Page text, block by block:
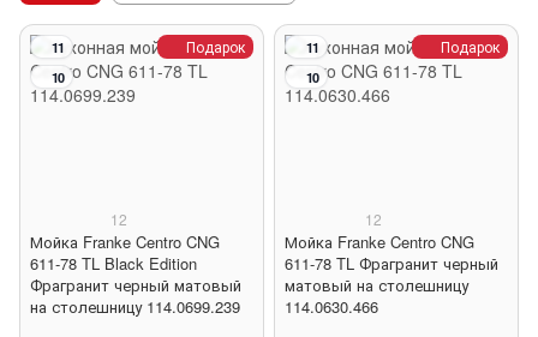
Подарок
11
10
12
Мойка Franke Centro CNG
611-78 TL Black Edition
Фрагранит черный матовый
на столешницу 114.0699.239
Подарок
11
10
12
Мойка Franke Centro CNG
611-78 TL Фрагранит черный
матовый на столешницу
114.0630.466